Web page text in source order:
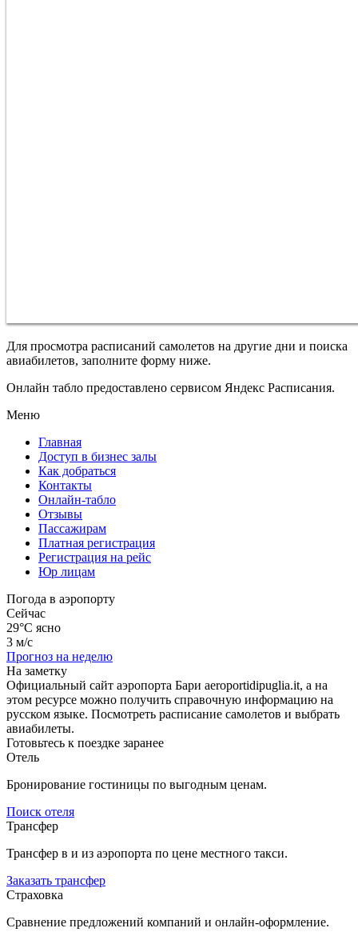
Для просмотра расписаний самолетов на другие дни и поиска
авиабилетов, заполните форму ниже.
Онлайн табло предоставлено сервисом Яндекс Расписания.
Меню
Главная
Доступ в бизнес залы
Как добраться
Контакты
Онлайн-табло
Отзывы
Пассажирам
Платная регистрация
Регистрация на рейс
Юр лицам
Погода в аэропорту
Сейчас
29°C ясно
3 м/с
Прогноз на неделю
На заметку
Официальный сайт аэропорта Бари aeroportidipuglia.it, а на
этом ресурсе можно получить справочную информацию на
русском языке. Посмотреть расписание самолетов и выбрать
авиабилеты.
Готовьтесь к поездке заранее
Отель
Бронирование гостиницы по выгодным ценам.
Поиск отеля
Трансфер
Трансфер в и из аэропорта по цене местного такси.
Заказать трансфер
Страховка
Сравнение предложений компаний и онлайн-оформление.